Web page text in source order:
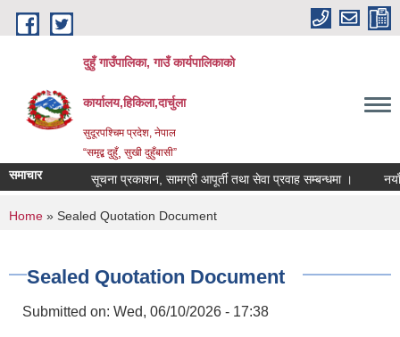
Skip to main content
दुहुँ गाउँपालिका, गाउँ कार्यपालिकाको
कार्यालय,हिकिला,दार्चुला
सुदूरपश्चिम प्रदेश, नेपाल
“समृद्ब दुहुँ¸ सुखी दुहुँबासी”
समाचार सूचना प्रकाशन, सामग्री आपूर्ती तथा सेवा प्रवाह सम्बन्धमा । नयाँ
You are here
Home » Sealed Quotation Document
Sealed Quotation Document
Submitted on: Wed, 06/10/2026 - 17:38